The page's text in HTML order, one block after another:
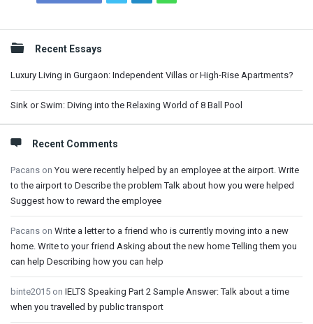
Sidebar
Recent Essays
Luxury Living in Gurgaon: Independent Villas or High-Rise Apartments?
Sink or Swim: Diving into the Relaxing World of 8 Ball Pool
Recent Comments
Pacans onYou were recently helped by an employee at the airport. Write
to the airport to Describe the problem Talk about how you were helped
Suggest how to reward the employee
Pacans on Write a letter to a friend who is currently moving into a new
home. Write to your friend Asking about the new home Telling them you
can help Describing how you can help
binte2015 on IELTS Speaking Part 2 Sample Answer: Talk about a time
when you travelled by public transport